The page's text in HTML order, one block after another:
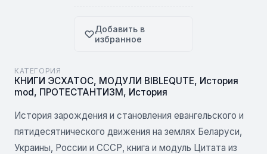
Добавить в
избранное
КАТЕГОРИЯ
КНИГИ ЭСХАТОС, МОДУЛИ BIBLEQUTE, История
mod, ПРОТЕСТАНТИЗМ, История
История зарождения и становления евангельского и
пятидесятнического движения на землях Беларуси,
Украины, России и СССР, книга и модуль Цитата из